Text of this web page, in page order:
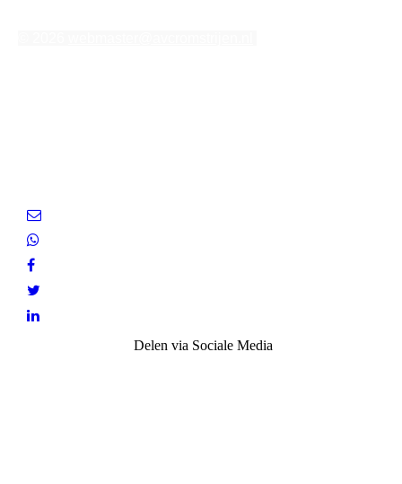
Delen via Sociale Media